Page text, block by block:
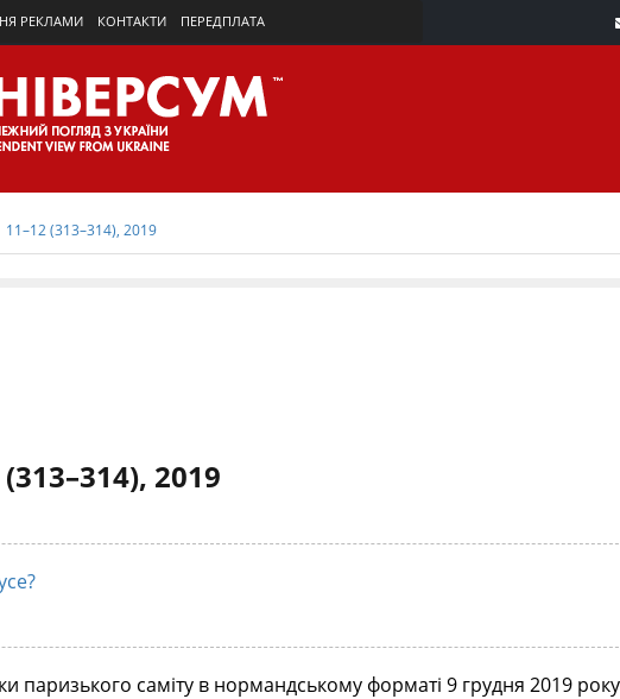
РЕКЛАМИ КОНТАКТИ ПЕРЕДПЛАТА
11–12 (313–314), 2019
2019
паризького саміту в нормандському форматі 9 грудня 2019 року